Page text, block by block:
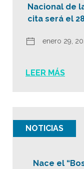
Nacional de
cita será el
enero 29,
LEER MÁS
NOTICIAS
Nace el